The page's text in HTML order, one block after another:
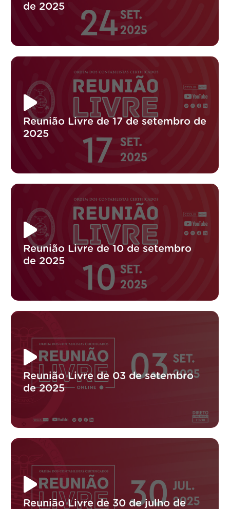
de 2025
Reunião Livre de 17 de setembro de
2025
Reunião Livre de 10 de setembro
de 2025
Reunião Livre de 03 de setembro
de 2025
Reunião Livre de 30 de julho de